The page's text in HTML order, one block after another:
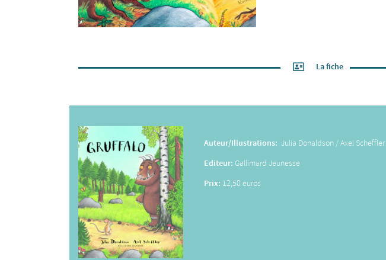
La fiche
Auteur/Illustrations: Julia Donaldson / Axel Scheffler
Editeur: Gallimard Jeunesse
Prix: 12,50 euros